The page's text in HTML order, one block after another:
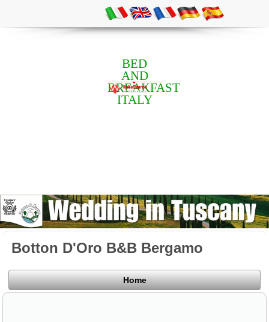
BED
AND
BREAKFAST
ITALY
Botton D'Oro B&B Bergamo
Home